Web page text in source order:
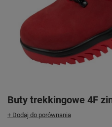
Buty trekkingowe 4F
+ Dodaj do porównania